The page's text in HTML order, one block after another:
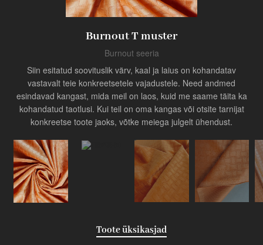
Tööstuse uuendajaBurnout T muster
Burnout seeria
Siin esitatud soovituslik värv, kaal ja laius on kohandatav
vastavalt teie konkreetsetele vajadustele. Need andmed
esindavad kangast, mida meil on laos, kuid me saame täita ka
kohandatud taotlusi. Kui teil on oma kangas või otsite tarnijat
konkreetse toote jaoks, võtke meiega julgelt ühendust.
Toote üksikasjad